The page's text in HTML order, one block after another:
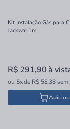
Kit Instalação Gás para
Jackwal 1m
R$ 291,90 à
ou 5xde R$ 58,38sem